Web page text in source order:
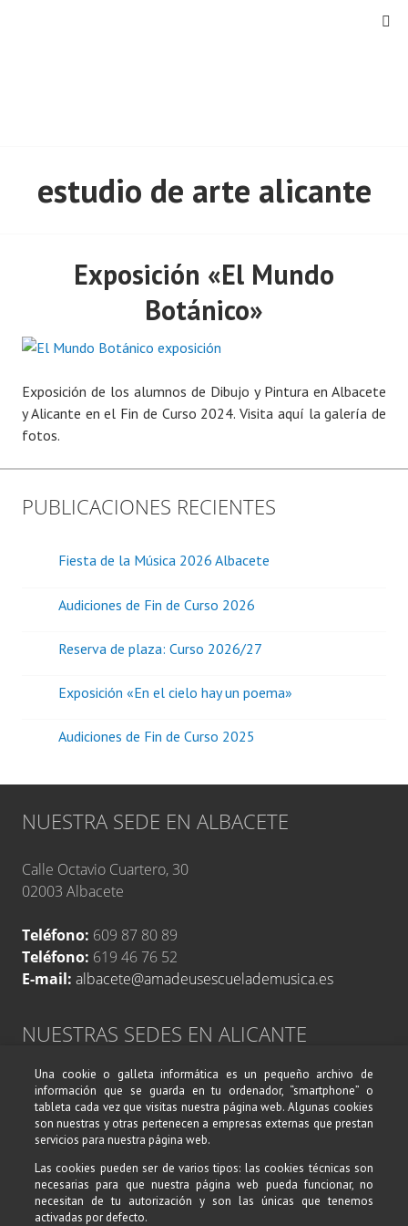
MENÚ
estudio de arte alicante
Exposición «El Mundo
Botánico»
Exposición de los alumnos de Dibujo y Pintura en Albacete
y Alicante en el Fin de Curso 2024. Visita aquí la galería de
fotos.
PUBLICACIONES RECIENTES
Fiesta de la Música 2026 Albacete
Audiciones de Fin de Curso 2026
Reserva de plaza: Curso 2026/27
Exposición «En el cielo hay un poema»
Audiciones de Fin de Curso 2025
NUESTRA SEDE EN ALBACETE
Calle Octavio Cuartero, 30
02003 Albacete
Teléfono: 609 87 80 89
Teléfono: 619 46 76 52
E-mail: albacete@amadeusescuelademusica.es
NUESTRAS SEDES EN ALICANTE
Avenida de Alcoy, 17
Calle Belando, 19
03004 Alicante
Teléfono:619 46 76 52
Teléfono: 609 87 80 89
E-mail:alicante@amadeusescuelademusica.es
Una cookie o galleta informática es un pequeño archivo de
información que se guarda en tu ordenador, “smartphone” o
tableta cada vez que visitas nuestra página web. Algunas cookies
son nuestras y otras pertenecen a empresas externas que prestan
servicios para nuestra página web.
Las cookies pueden ser de varios tipos: las cookies técnicas son
necesarias para que nuestra página web pueda funcionar, no
necesitan de tu autorización y son las únicas que tenemos
activadas por defecto.